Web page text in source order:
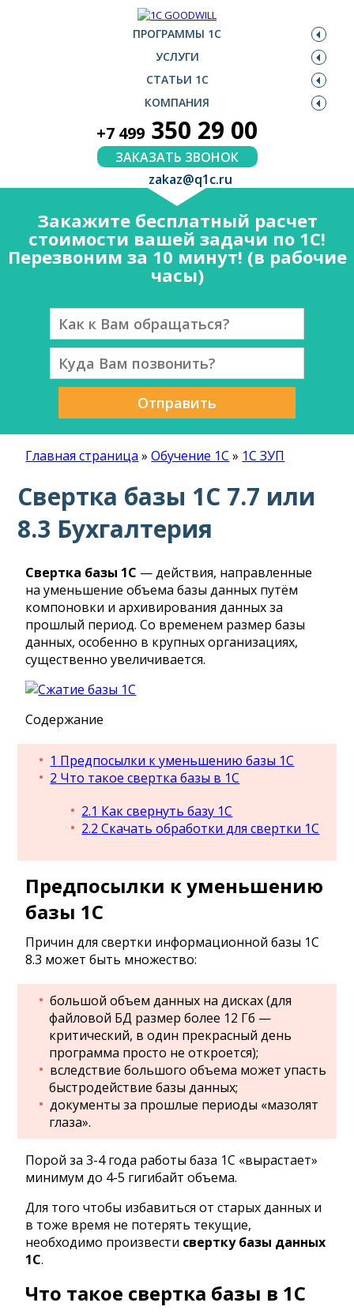
ПРОГРАММЫ 1С
УСЛУГИ
СТАТЬИ 1С
КОМПАНИЯ
+7 499 350 29 00
ЗАКАЗАТЬ ЗВОНОК
zakaz@q1c.ru
Закажите бесплатный расчет
стоимости вашей задачи по 1С!
Перезвоним за 10 минут! (в рабочие
часы)
Отправить
Главная страница »Обучение 1С » 1С ЗУП
Свертка базы 1С 7.7 или
8.3 Бухгалтерия
Свертка базы 1С — действия, направленные
на уменьшение объема базы данных путём
компоновки и архивирования данных за
прошлый период. Со временем размер базы
данных, особенно в крупных организациях,
существенно увеличивается.
Содержание
1 Предпосылки к уменьшению базы 1С
2 Что такое свертка базы в 1С
2.1 Как свернуть базу 1С
2.2 Скачать обработки для свертки 1С
Предпосылки к уменьшению
базы 1С
Причин для свертки информационной базы 1С
8.3 может быть множество:
большой объем данных на дисках (для
файловой БД размер более 12 Гб —
критический, в один прекрасный день
программа просто не откроется);
вследствие большого объема может упасть
быстродействие базы данных;
документы за прошлые периоды «мазолят
глаза».
Порой за 3-4 года работы база 1С «вырастает»
минимум до 4-5 гигибайт объема.
Для того чтобы избавиться от старых данных и
в тоже время не потерять текущие,
необходимо произвести свертку базы данных
1С.
Что такое свертка базы в 1С